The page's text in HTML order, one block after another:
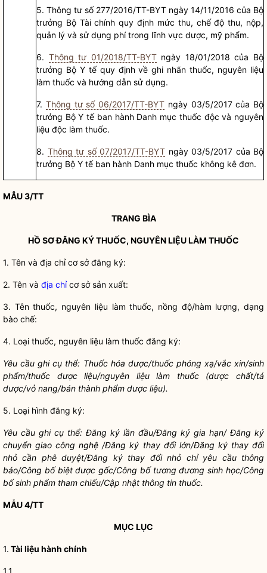
5. Thông tư số 277/2016/TT-BYT ngày 14/11/2016 của Bộ
trưởng Bộ Tài chính quy định mức thu, chế độ thu, nộp,
quản lý và sử dụng phí trong lĩnh vực dược, mỹ phẩm.
6. Thông tư 01/2018/TT-BYTngày 18/01/2018 của Bộ
trưởng Bộ Y tế quy định về ghi nhãn thuốc, nguyên liệu
làm thuốc và hướng dẫn sử dụng.
7. Thông tư số 06/2017/TT-BYT ngày 03/5/2017 của Bộ
trưởng Bộ Y tế ban hành Danh mục thuốc độc và nguyên
liệu độc làm thuốc.
8. Thông tư số 07/2017/TT-BYT ngày 03/5/2017 của Bộ
trưởng Bộ Y tế ban hành Danh mục thuốc không kê đơn.
MẪU 3/TT
TRANG BÌA
HỒ SƠĐĂNG KÝ THUỐC, NGUYÊN LIỆU LÀM THUỐC
1. Tên và địa chỉcơ sở đăng ký:
2. Tên và địa chỉcơ sở sản xuất:
3. Tên thuốc, nguyên liệu làm thuốc, nồng độ/hàm lượng, dạng
bào chế:
4. Loại thuốc, nguyên liệu làm thuốc đăng ký:
Yêu cầu ghi cụ thể: Thuốc hóa dược/thuốc phóng xạ/vắc xin/sinh
phẩm/thuốc dược liệu/nguyên liệu làm thuốc (dược chất/tá
dược/vỏ nang/bán thành phẩm dược liệu).
5. Loại hình đăng ký:
Yêu cầu ghi cụ thể: Đăng ký lần đầu/Đăng ký gia hạn/ Đăng ký
chuyển giao công nghệ /Đăng ký thay đổi lớn/Đăng ký thay đổi
nhỏ cần phê duyệt/Đăng ký thay đổi nhỏ chỉ yêu cầu thông
báo/Công bố biệt dược gốc/Công bố tương đương sinh học/Công
bố sinh phẩm tham chiếu/Cập nhật thông tin thuốc.
MẪU 4/TT
MỤC LỤC
1. Tài liệu hành chính
1.1.